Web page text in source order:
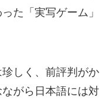
た「実写ゲーム」
しく、前評判がか
がら日本語には対